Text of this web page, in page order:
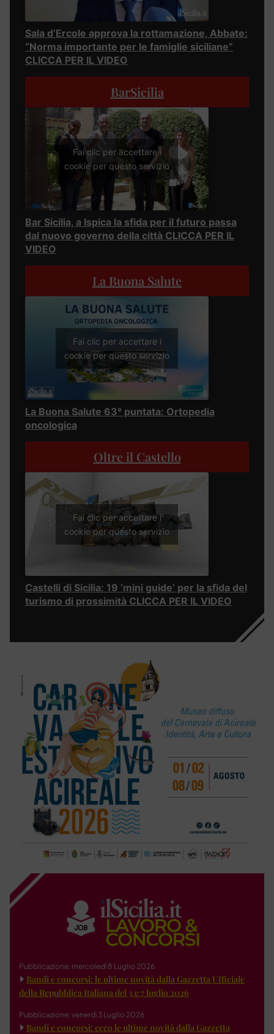
Sala d’Ercole approva la rottamazione, Abbate:
“Norma importante per le famiglie siciliane”
CLICCA PER IL VIDEO
BarSicilia
Fai clic per accettare i
cookie per questo servizio
Bar Sicilia, a Ispica la sfida per il futuro passa
dal nuovo governo della città CLICCA PER IL
VIDEO
La Buona Salute
Fai clic per accettare i
cookie per questo servizio
La Buona Salute 63° puntata: Ortopedia
oncologica
Oltre il Castello
Fai clic per accettare i
cookie per questo servizio
Castelli di Sicilia: 19 ‘mini guide’ per la sfida del
turismo di prossimità CLICCA PER IL VIDEO
Pubblicazione: mercoledì 8 Luglio 2026
Bandi e concorsi: le ultime novità dalla Gazzetta Ufficiale
della Repubblica Italiana del 3 e 7 luglio 2026
Pubblicazione: venerdì 3 Luglio 2026
Bandi e concorsi: ecco le ultime novità dalla Gazzetta